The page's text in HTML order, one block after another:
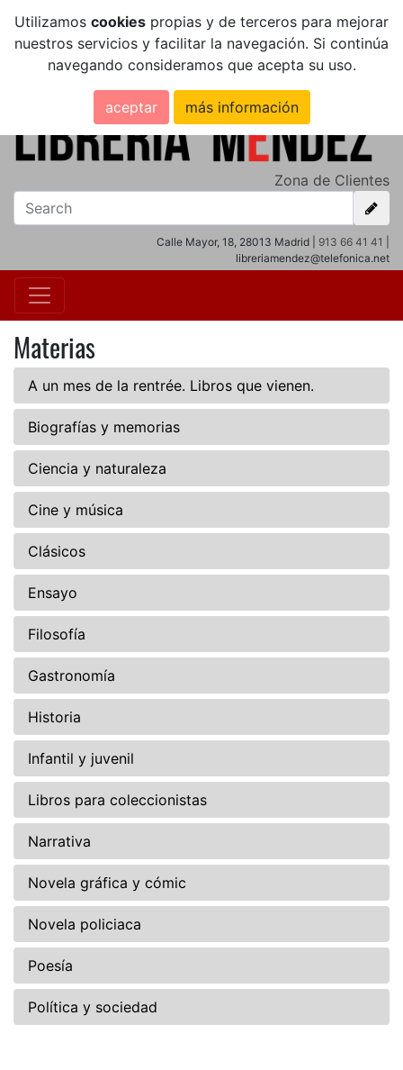
Utilizamos cookies propias y de terceros para mejorar
nuestros servicios y facilitar la navegación. Si continúa
navegando consideramos que acepta su uso.
aceptar más información
Zona de Clientes
Calle Mayor, 18, 28013 Madrid | 913 66 41 41
libreriamendez@telefonica.net
Materias
A un mes de la rentrée. Libros que vienen.
Biografías y memorias
Ciencia y naturaleza
Cine y música
Clásicos
Ensayo
Filosofía
Gastronomía
Historia
Infantil y juvenil
Libros para coleccionistas
Narrativa
Novela gráfica y cómic
Novela policiaca
Poesía
Política y sociedad